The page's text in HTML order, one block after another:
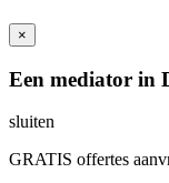
×
Een mediator in
sluiten
GRATIS offertes